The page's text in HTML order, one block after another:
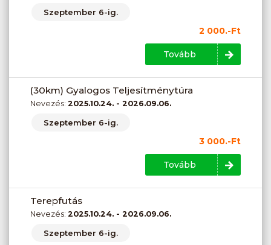
Szeptember 6-ig.
2 000.-Ft
Tovább
(30km) Gyalogos Teljesítménytúra
Nevezés: 2025.10.24. - 2026.09.06.
Szeptember 6-ig.
3 000.-Ft
Tovább
Terepfutás
Nevezés: 2025.10.24. - 2026.09.06.
Szeptember 6-ig.